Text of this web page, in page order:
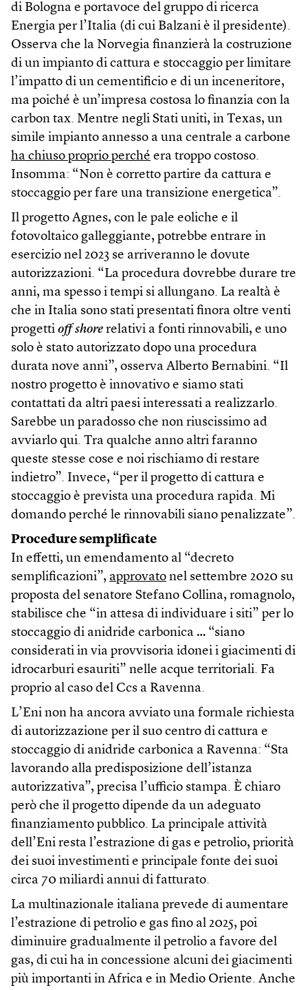
di Bologna e portavoce del gruppo di ricerca
Energia per l’Italia (di cui Balzani è il presidente).
Osserva che la Norvegia finanzierà la costruzione
di un impianto di cattura e stoccaggio per limitare
l’impatto di un cementificio e di un inceneritore,
ma poiché è un’impresa costosa lo finanzia con la
carbon tax. Mentre negli Stati uniti, in Texas, un
simile impianto annesso a una centrale a carbone
ha chiuso proprio perché era troppo costoso.
Insomma: “Non è corretto partire da cattura e
stoccaggio per fare una transizione energetica”.
Il progetto Agnes, con le pale eoliche e il
fotovoltaico galleggiante, potrebbe entrare in
esercizio nel 2023 se arriveranno le dovute
autorizzazioni. “La procedura dovrebbe durare tre
anni, ma spesso i tempi si allungano. La realtà è
che in Italia sono stati presentati finora oltre venti
progetti off shore relativi a fonti rinnovabili, e uno
solo è stato autorizzato dopo una procedura
durata nove anni”, osserva Alberto Bernabini. “Il
nostro progetto è innovativo e siamo stati
contattati da altri paesi interessati a realizzarlo.
Sarebbe un paradosso che non riuscissimo ad
avviarlo qui. Tra qualche anno altri faranno
queste stesse cose e noi rischiamo di restare
indietro”. Invece, “per il progetto di cattura e
stoccaggio è prevista una procedura rapida. Mi
domando perché le rinnovabili siano penalizzate”.
Procedure semplificate
In effetti, un emendamento al “decreto
semplificazioni”, approvato nel settembre 2020 su
proposta del senatore Stefano Collina, romagnolo,
stabilisce che “in attesa di individuare i siti” per lo
stoccaggio di anidride carbonica … “siano
considerati in via provvisoria idonei i giacimenti di
idrocarburi esauriti” nelle acque territoriali. Fa
proprio al caso del Ccs a Ravenna.
L’Eni non ha ancora avviato una formale richiesta
di autorizzazione per il suo centro di cattura e
stoccaggio di anidride carbonica a Ravenna: “Sta
lavorando alla predisposizione dell’istanza
autorizzativa”, precisa l’ufficio stampa. È chiaro
però che il progetto dipende da un adeguato
finanziamento pubblico. La principale attività
dell’Eni resta l’estrazione di gas e petrolio, priorità
dei suoi investimenti e principale fonte dei suoi
circa 70 miliardi annui di fatturato.
La multinazionale italiana prevede di aumentare
l’estrazione di petrolio e gas fino al 2025, poi
diminuire gradualmente il petrolio a favore del
gas, di cui ha in concessione alcuni dei giacimenti
più importanti in Africa e in Medio Oriente. Anche